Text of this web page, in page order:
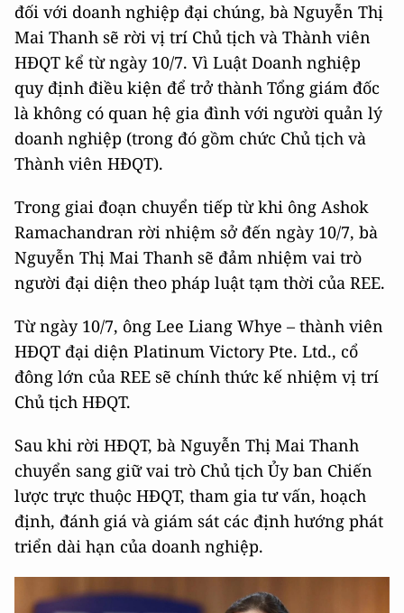
đối với doanh nghiệp đại chúng, bà Nguyễn Thị
Mai Thanh sẽ rời vị trí Chủ tịch và Thành viên
HĐQT kể từ ngày 10/7. Vì Luật Doanh nghiệp
quy định điều kiện để trở thành Tổng giám đốc
là không có quan hệ gia đình với người quản lý
doanh nghiệp (trong đó gồm chức Chủ tịch và
Thành viên HĐQT).
Trong giai đoạn chuyển tiếp từ khi ông Ashok
Ramachandran rời nhiệm sở đến ngày 10/7, bà
Nguyễn Thị Mai Thanh sẽ đảm nhiệm vai trò
người đại diện theo pháp luật tạm thời của REE.
Từ ngày 10/7, ông Lee Liang Whye – thành viên
HĐQT đại diện Platinum Victory Pte. Ltd., cổ
đông lớn của REE sẽ chính thức kế nhiệm vị trí
Chủ tịch HĐQT.
Sau khi rời HĐQT, bà Nguyễn Thị Mai Thanh
chuyển sang giữ vai trò Chủ tịch Ủy ban Chiến
lược trực thuộc HĐQT, tham gia tư vấn, hoạch
định, đánh giá và giám sát các định hướng phát
triển dài hạn của doanh nghiệp.